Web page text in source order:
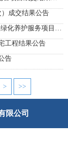
成交结果公告
工程结果公告
告
> >>
限公司